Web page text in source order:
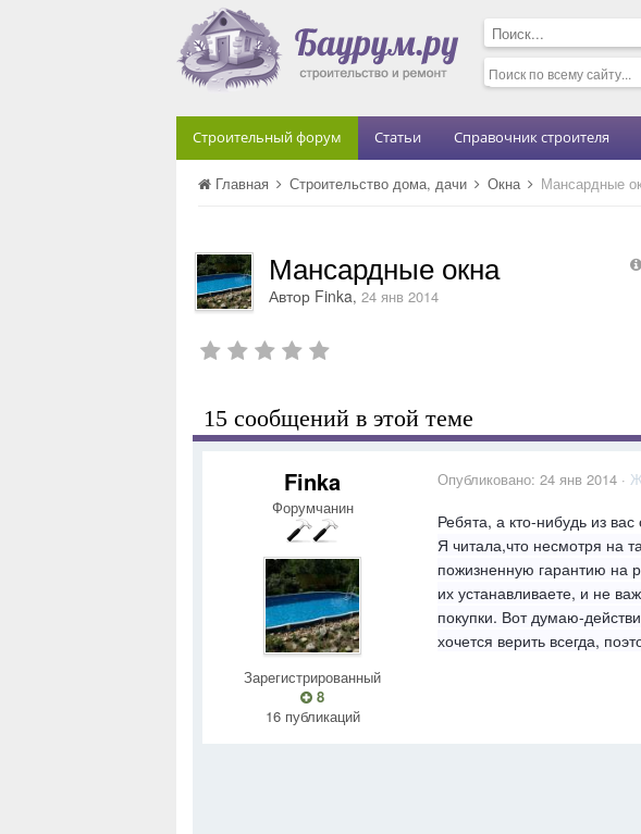
Строительный форум Статьи Справочник строителя
Главная Строительство дома, дачи Окна Мансардные
Мансардные окна
Автор Finka, 24 янв 2014
15 сообщений в этой теме
Finka
Форумчанин
Зарегистрированный
8
16 публикаций
Опубликовано: 24 янв 2014 ·
Ребята, а кто-нибудь из
Я читала,что несмотря на
пожизненную гарантию на
их устанавливаете, и не
покупки. Вот думаю-
хочется верить всегда,